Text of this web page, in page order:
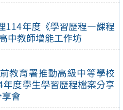
114年度《學習歷程—課程
中教師增能工作坊
教育署推動高級中等學校
度學生學習歷程檔案分享
會